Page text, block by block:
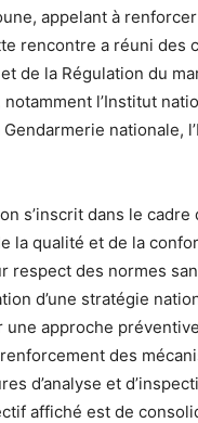
appelant à
rencontre a réuni des
de la Régulation du
l’Institut
nationale,
s’inscrit dans le
la qualité et de la
respect des normes
d’une stratégie
approche
des
d’analyse et
affiché est de